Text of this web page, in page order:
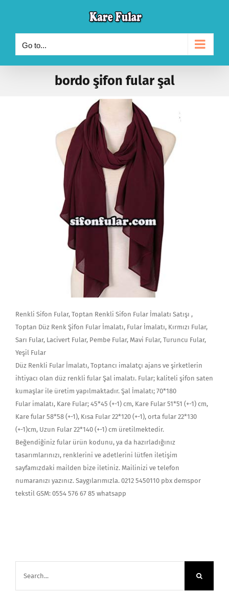
content
Go to...
bordo şifon fular şal
Renkli Sifon Fular, Toptan Renkli Sifon Fular İmalatı Satışı ,
Toptan Düz Renk Şifon Fular İmalatı, Fular İmalatı, Kırmızı Fular,
Sarı Fular, Lacivert Fular, Pembe Fular, Mavi Fular, Turuncu Fular,
Yeşil Fular
Düz Renkli Fular İmalatı, Toptancı imalatçı ajans ve şirketlerin
ihtiyacı olan düz renkli fular Şal imalatı. Fular; kaliteli şifon saten
kumaşlar ile üretim yapılmaktadır. Şal İmalatı; 70*180
Fular imalatı, Kare Fular; 45*45 (+-1) cm, Kare Fular 51*51 (+-1) cm,
Kare fular 58*58 (+-1), Kısa Fular 22*120 (+-1), orta fular 22*130
(+-1)cm, Uzun Fular 22*140 (+-1) cm üretilmektedir.
Beğendiğiniz fular ürün kodunu, ya da hazırladığınız
tasarımlarınızı, renklerini ve adetlerini lütfen iletişim
sayfamızdaki mailden bize iletiniz. Mailinizi ve telefon
numaranızı yazınız. Saygılarımızla. 0212 5450110 pbx demspor
tekstil GSM: 0554 576 67 85 whatsapp
for: